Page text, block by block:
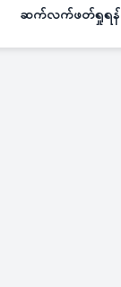
ဆက်လက်ဖတ်ရှုရန်